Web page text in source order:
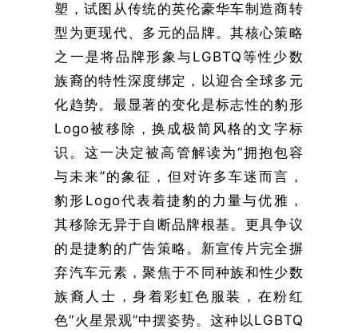
塑，试图从传统的英伦豪华车制造商转
型为更现代、多元的品牌。其核心策略
之一是将品牌形象与LGBTQ等性少数
族裔的特性深度绑定，以迎合全球多元
化趋势。最显著的变化是标志性的豹形
Logo被移除，换成极简风格的文字标
识。这一决定被高管解读为“拥抱包容
与未来”的象征，但对许多车迷而言，
豹形Logo代表着捷豹的力量与优雅，
其移除无异于自断品牌根基。更具争议
的是捷豹的广告策略。新宣传片完全摒
弃汽车元素，聚焦于不同种族和性少数
族裔人士，身着彩虹色服装，在粉红
色“火星景观”中摆姿势。这种以LGBTQ